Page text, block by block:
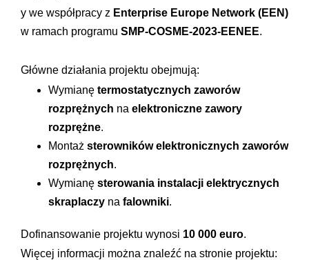
y we współpracy z Enterprise Europe Network (EEN)
w ramach programu SMP-COSME-2023-EENEE.
Główne działania projektu obejmują:
Wymianę termostatycznych zaworów
rozprężnych na elektroniczne zawory
rozprężne.
Montaż sterowników elektronicznych zaworów
rozprężnych.
Wymianę sterowania instalacji elektrycznych
skraplaczy na falowniki.
Dofinansowanie projektu wynosi 10 000 euro.
Więcej informacji można znaleźć na stronie projektu: